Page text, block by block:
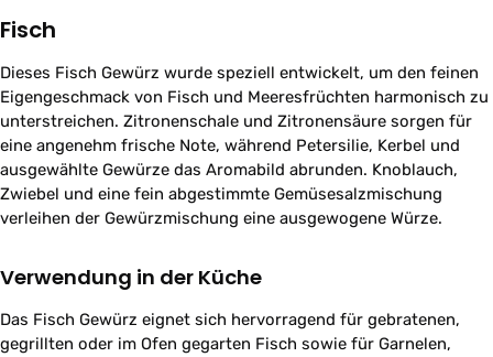
Fisch
Dieses Fisch Gewürz wurde speziell entwickelt, um den feinen
Eigengeschmack von Fisch und Meeresfrüchten harmonisch zu
unterstreichen. Zitronenschale und Zitronensäure sorgen für
eine angenehm frische Note, während Petersilie, Kerbel und
ausgewählte Gewürze das Aromabild abrunden. Knoblauch,
Zwiebel und eine fein abgestimmte Gemüsesalzmischung
verleihen der Gewürzmischung eine ausgewogene Würze.
Verwendung in der Küche
Das Fisch Gewürz eignet sich hervorragend für gebratenen,
gegrillten oder im Ofen gegarten Fisch sowie für Garnelen,